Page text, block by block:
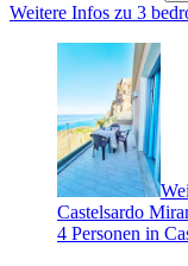
Weitere Infos zu 3
Castelsardo
4 Personen in